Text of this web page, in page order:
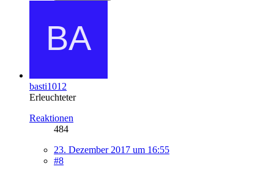
basti1012
Erleuchteter
Reaktionen
484
23. Dezember 2017 um 16:55
#8